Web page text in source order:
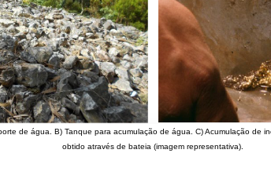
de água. B) Tanque para acumulação de água. C) Acumulação de
obtido através de bateia (imagem representativa).